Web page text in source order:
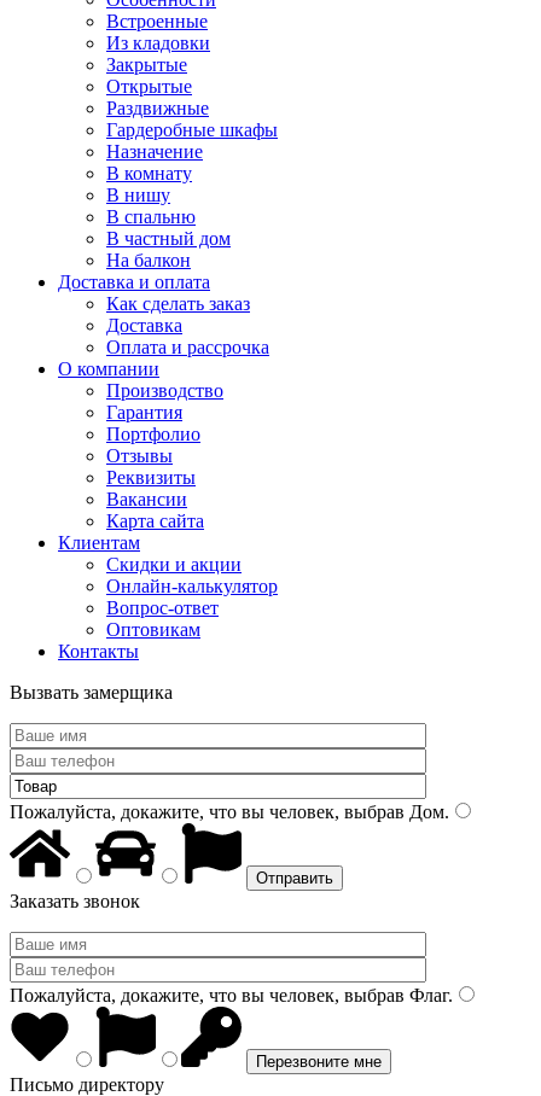
Встроенные
Из кладовки
Закрытые
Открытые
Раздвижные
Гардеробные шкафы
Назначение
В комнату
В нишу
В спальню
В частный дом
На балкон
Доставка и оплата
Как сделать заказ
Доставка
Оплата и рассрочка
О компании
Производство
Гарантия
Портфолио
Отзывы
Реквизиты
Вакансии
Карта сайта
Клиентам
Скидки и акции
Онлайн-калькулятор
Вопрос-ответ
Оптовикам
Контакты
Вызвать замерщика
Пожалуйста, докажите, что вы человек, выбрав Дом.
Заказать звонок
Пожалуйста, докажите, что вы человек, выбрав Флаг.
Письмо директору